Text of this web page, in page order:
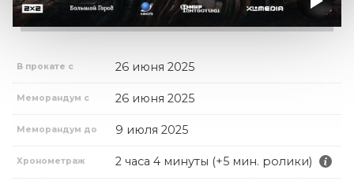
В прокате с 26 июня 2025
Меморандум с 26 июня 2025
Меморандум до 9 июля 2025
Хронометраж 2 часа 4 минуты (+5 мин. ролики)